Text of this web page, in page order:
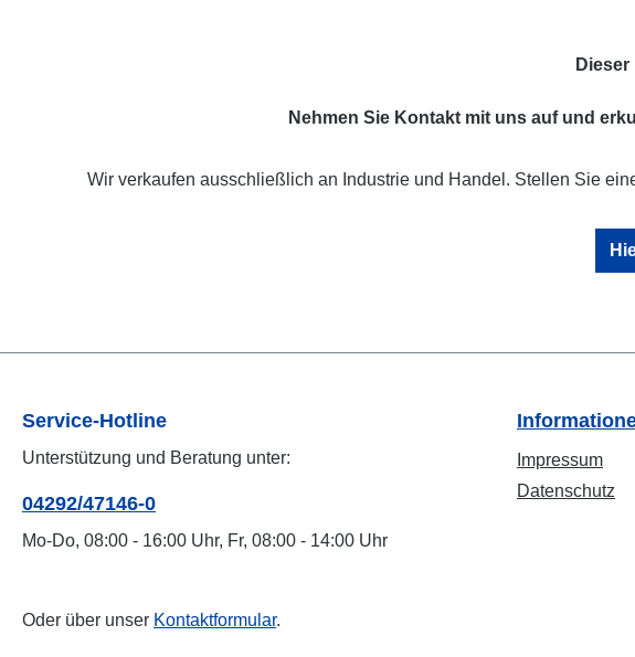
Nehmen Sie Kontakt mit uns auf und
Wir verkaufen ausschließlich an Industrie und Handel. Stellen Sie
Service-Hotline
Unterstützung und Beratung unter:
04292/47146-0
Mo-Do, 08:00 - 16:00 Uhr, Fr, 08:00 - 14:00 Uhr
Oder über unser Kontaktformular.
Impressum
Datenschutz